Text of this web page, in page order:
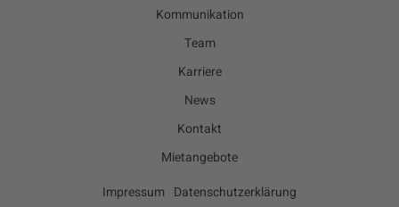
Kommunikation
Team
Karriere
News
Kontakt
Mietangebote
Impressum Datenschutzerklärung